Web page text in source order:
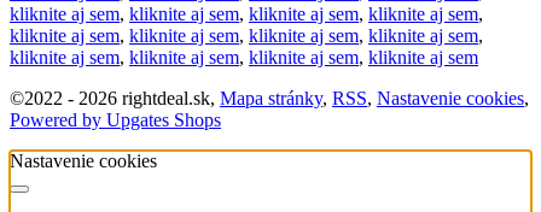
kliknite aj sem, kliknite aj sem, kliknite aj sem, kliknite aj sem,
kliknite aj sem, kliknite aj sem, kliknite aj sem, kliknite aj sem,
kliknite aj sem, kliknite aj sem, kliknite aj sem, kliknite aj sem
©2022 - 2026 rightdeal.sk, Mapa stránky, RSS, Nastavenie cookies,
Powered by Upgates Shops
Nastavenie cookies